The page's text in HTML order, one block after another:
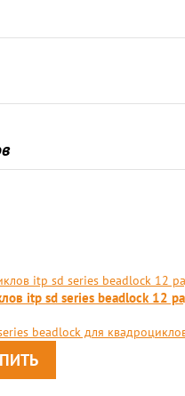
itp sd series beadlock 12
beadlock для